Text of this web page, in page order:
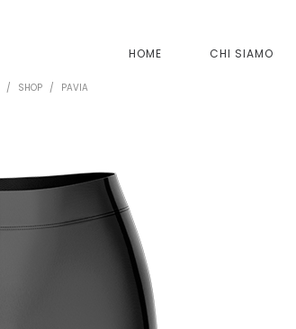
HOME CHI SIAMO
/ SHOP / PAVIA